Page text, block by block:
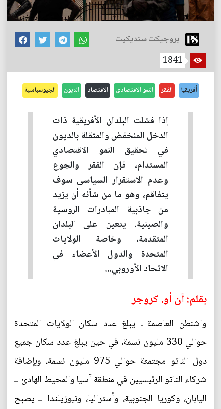
بروجيكت سنديكيت
1841
أفريقيا الفقر النمو الاقتصادي الاقتصاد الديون الجيوسياسية
إذا فشلت البلدان الأفريقية ذات
الدخل المنخفض والمثقلة بالديون
في تحقيق النمو الاقتصادي
المستدام، فإن الفقر والجوع
وعدم الاستقرار السياسي سوف
يتفاقم، وهو ما من شأنه أن يزيد
من جاذبية المبادرات الروسية
والصينية. يتعين على البلدان
المتقدمة، وخاصة الولايات
المتحدة والدول الأعضاء في
الاتحاد الأوروبي...
بقلم: آن أو. كروجر
واشنطن العاصمة ـ يبلغ عدد سكان الولايات المتحدة
حوالي 330 مليون نسمة، في حين يبلغ عدد سكان جميع
دول الناتو مجتمعة حوالي 975 مليون نسمة، وبإضافة
شركاء الناتو الرئيسيين في منطقة آسيا والمحيط الهادئ ــ
اليابان، وكوريا الجنوبية، وأستراليا، ونيوزيلندا ــ يصبح